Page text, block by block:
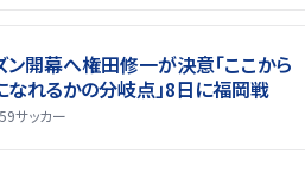
ン開幕へ権田修一が決意「ここから
れるかの分岐点」8日に福岡戦
サッカー